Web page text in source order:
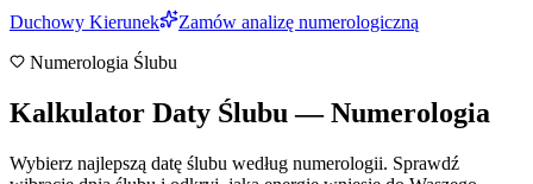
Duchowy Kierunek
Zamów analizę numerologiczną
Numerologia Ślubu
Kalkulator Daty Ślubu — Numerologia
Wybierz najlepszą datę ślubu według numerologii. Sprawdź